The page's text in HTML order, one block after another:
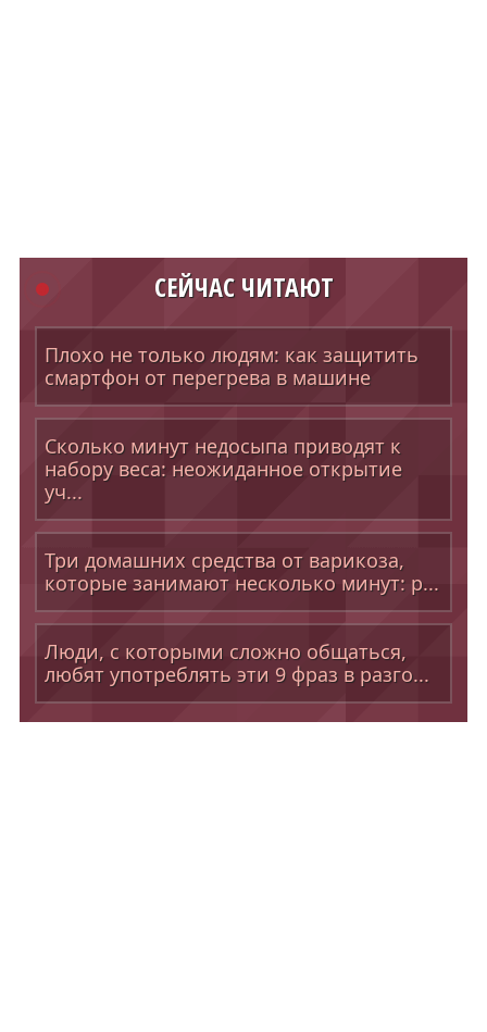
СЕЙЧАС ЧИТАЮТ
Плохо не только людям: как защитить
смартфон от перегрева в машине
Сколько минут недосыпа приводят к
набору веса: неожиданное открытие
уч...
Три домашних средства от варикоза,
которые занимают несколько минут: р...
Люди, с которыми сложно общаться,
любят употреблять эти 9 фраз в разго...